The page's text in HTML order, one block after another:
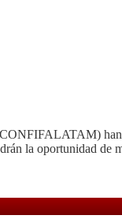
la oportunidad